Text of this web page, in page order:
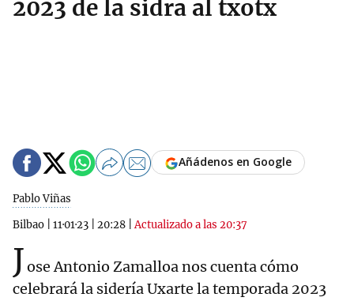
2023 de la sidra al txotx
Pablo Viñas
Bilbao
11·01·23 20:28 |Actualizado a las 20:37
Añádenos en Google
Jose Antonio Zamalloa nos cuenta cómo
celebrará la sidería Uxarte la temporada 2023